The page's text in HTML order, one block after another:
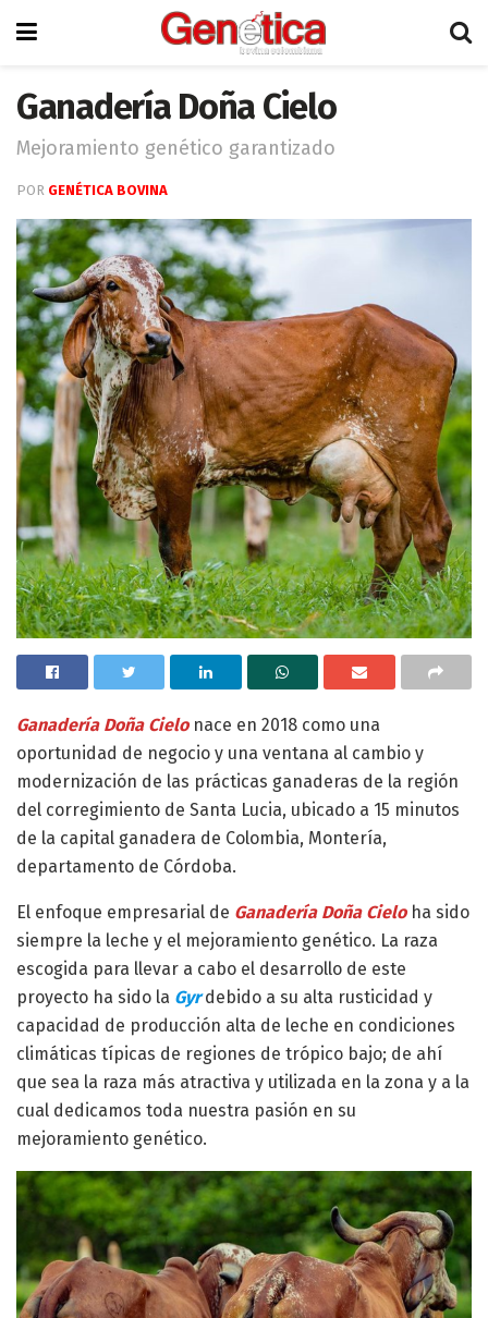
Ganadería Doña Cielo
Mejoramiento genético garantizado
POR GENÉTICA BOVINA
Ganadería Doña Cielonace en 2018 como una
oportunidad de negocio y una ventana al cambio y
modernización de las prácticas ganaderas de la región
del corregimiento de Santa Lucia, ubicado a 15 minutos
de la capital ganadera de Colombia, Montería,
departamento de Córdoba.
El enfoque empresarial de Ganadería Doña Cieloha sido
siempre la leche y el mejoramiento genético. La raza
escogida para llevar a cabo el desarrollo de este
proyecto ha sido la Gyrdebido a su alta rusticidad y
capacidad de producción alta de leche en condiciones
climáticas típicas de regiones de trópico bajo; de ahí
que sea la raza más atractiva y utilizada en la zona y a la
cual dedicamos toda nuestra pasión en su
mejoramiento genético.